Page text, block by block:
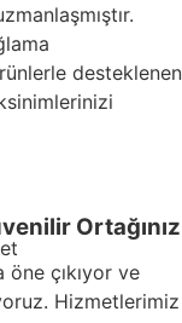
desteklenen
Ortağınız
çıkıyor ve
Hizmetlerimiz